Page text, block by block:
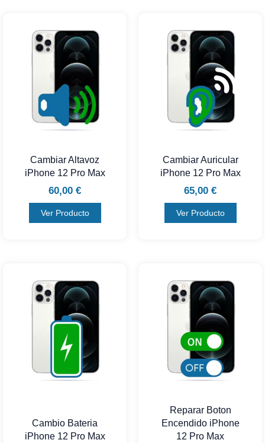
Cambiar Altavoz
iPhone 12 Pro Max
60,00 €
Ver Producto
Cambiar Auricular
iPhone 12 Pro Max
65,00 €
Ver Producto
Cambio Bateria
iPhone 12 Pro Max
Reparar Boton
Encendido iPhone
12 Pro Max